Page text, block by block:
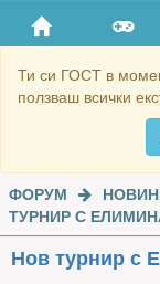
Ти си ГОСТ в
ползваш всички
ФОРУМ
ТУРНИР С
Нов турнир с